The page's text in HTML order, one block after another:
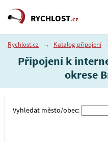
RYCHLOST.cz
Rychlost.cz → Katalog připojení
Připojení k
okrese
Vyhledat město/obec: